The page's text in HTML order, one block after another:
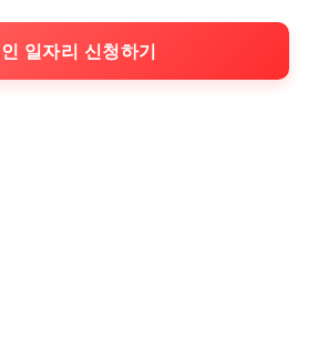
일자리 신청하기